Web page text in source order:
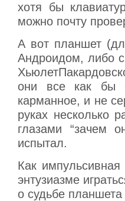
хотя бы
можно почту
А вот планшет
Андроидом, либо с
они все как бы
карманное, и не
руках несколько
глазами “зачем
испытал.
Как
энтузиазме
о судьбе